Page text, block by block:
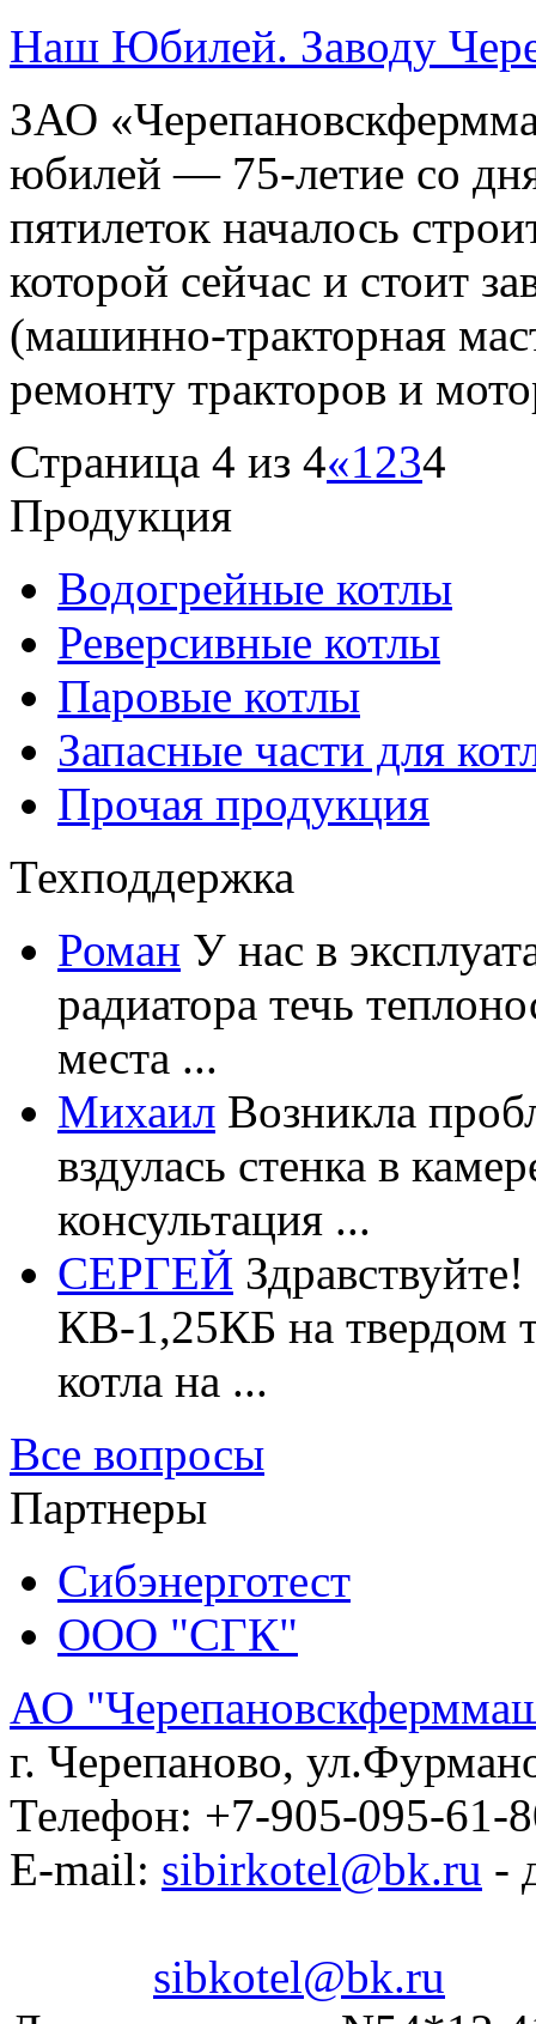
Наш Юбилей. Заводу
ЗАО
юбилей — 75-летие со
пятилеток началось
которой сейчас и стоит
(машинно-тракторная
ремонту тракторов и
Страница 4 из 4«1234
Продукция
Водогрейные котлы
Реверсивные котлы
Паровые котлы
Запасные части для
Прочая продукция
Техподдержка
Роман У нас в
радиатора течь
места ...
Михаил Возникла
вздулась стенка в
консультация ...
СЕРГЕЙ
КВ-1,25КБ на твердом
котла на ...
Все вопросы
Партнеры
Сибэнерготест
ООО "СГК"
АО
г. Черепаново,
Телефон: +7-905-095-61-
E-mail: sibirkotel@bk.ru -
sibkotel@bk.ru